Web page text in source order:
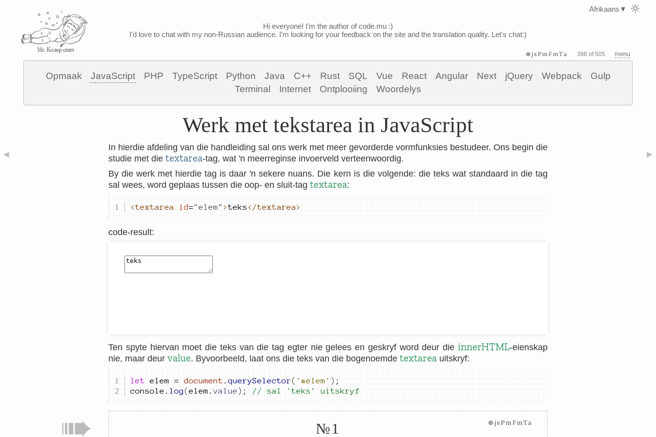
Hi everyone! I'm the author of code.mu :)
I'd love to chat with my non-Russian audience. I'm looking for your feedback on the site and the translation quality. Let's chat:)
⊗jsPmFmTa 398 of 505 menu
Opmaak JavaScript PHP TypeScript Python Java C++ Rust SQL Vue React Angular Next jQuery Webpack
Gulp
Terminal
Internet Ontplooiing Woordelys
◀ ▶
Werk met tekstarea in JavaScript
In hierdie afdeling van die handleiding sal ons werk met meer gevorderde vormfunksies bestudeer. Ons begin die
studie met die textarea-tag, wat 'n meerreginse invoerveld verteenwoordig.
By die werk met hierdie tag is daar 'n sekere nuans. Die kern is die volgende: die teks wat standaard in die tag
sal wees, word geplaas tussen die oop- en sluit-tag textarea:
<textarea id="elem" >teks </textarea>
code-result:
Ten spyte hiervan moet die teks van die tag egter nie gelees en geskryf word deur die innerHTML-eienskap
nie, maar deur value. Byvoorbeeld, laat ons die teks van die bogenoemde textarea uitskryf:
let elem = document . querySelector( '#elem' ) ;
console . log( elem . value) ; // sal 'teks' uitskryf
№1 ⊗jsPmFmTa
Afrikaans ▼